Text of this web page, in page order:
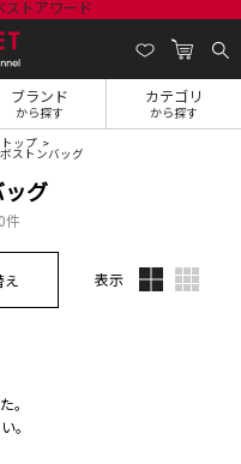
ブランド
から探す
カテゴリ
から探す
ップ
ボストンバッグ
グ
0件
表示
。
。